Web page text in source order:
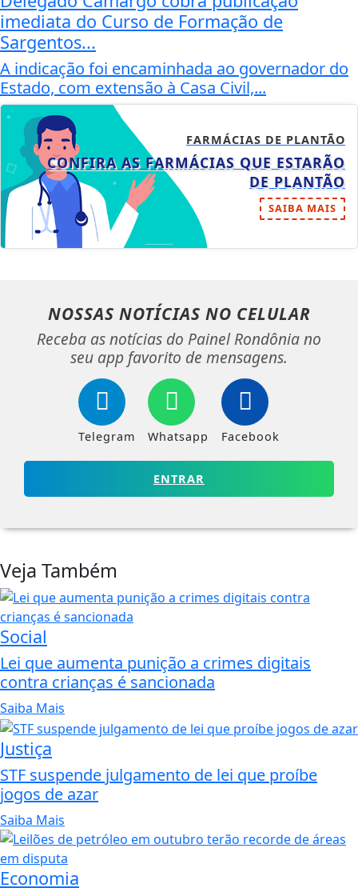
imediata do Curso de Formação de
Sargentos...
A indicação foi encaminhada ao governador do
Estado, com extensão à Casa Civil,...
FARMÁCIAS DE PLANTÃO
CONFIRA AS FARMÁCIAS QUE ESTARÃO
DE PLANTÃO
SAIBA MAIS
NOSSAS NOTÍCIAS NO CELULAR
Receba as notícias do Painel Rondônia no
seu app favorito de mensagens.
Telegram Whatsapp Facebook
ENTRAR
Veja Também
Social
Lei que aumenta punição a crimes digitais
contra crianças é sancionada
Saiba Mais
Justiça
STF suspende julgamento de lei que proíbe
jogos de azar
Saiba Mais
Economia